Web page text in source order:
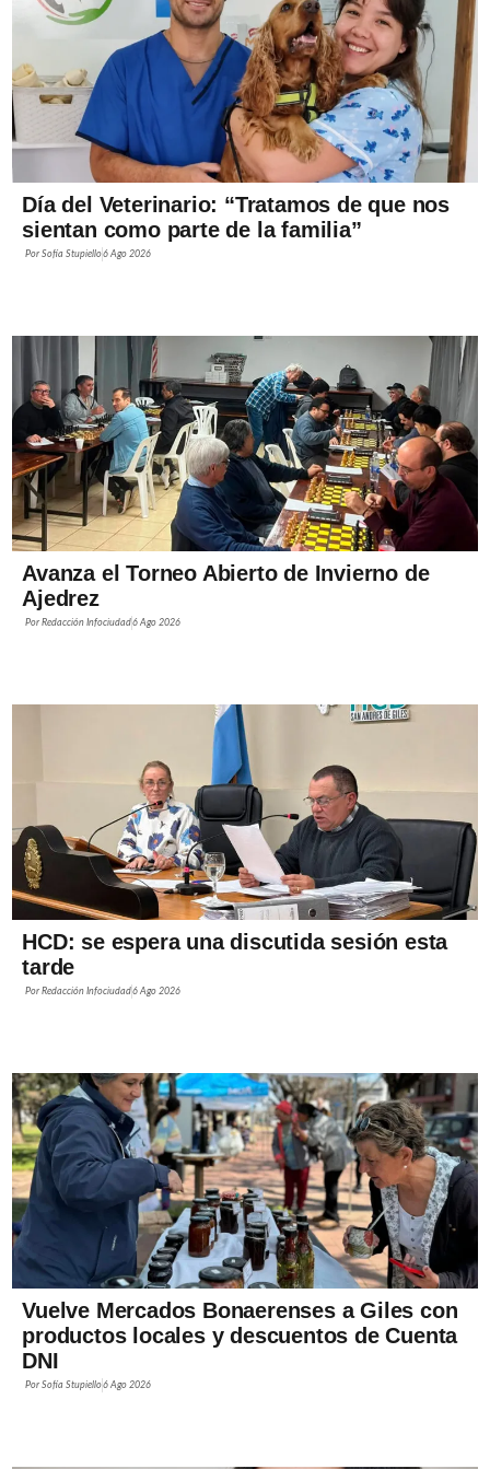
Día del Veterinario: “Tratamos de que nos
sientan como parte de la familia”
PorSofía Stupiello6 Ago 2026
Avanza el Torneo Abierto de Invierno de
Ajedrez
PorRedacción Infociudad6 Ago 2026
HCD: se espera una discutida sesión esta
tarde
PorRedacción Infociudad6 Ago 2026
Vuelve Mercados Bonaerenses a Giles con
productos locales y descuentos de Cuenta
DNI
PorSofía Stupiello6 Ago 2026